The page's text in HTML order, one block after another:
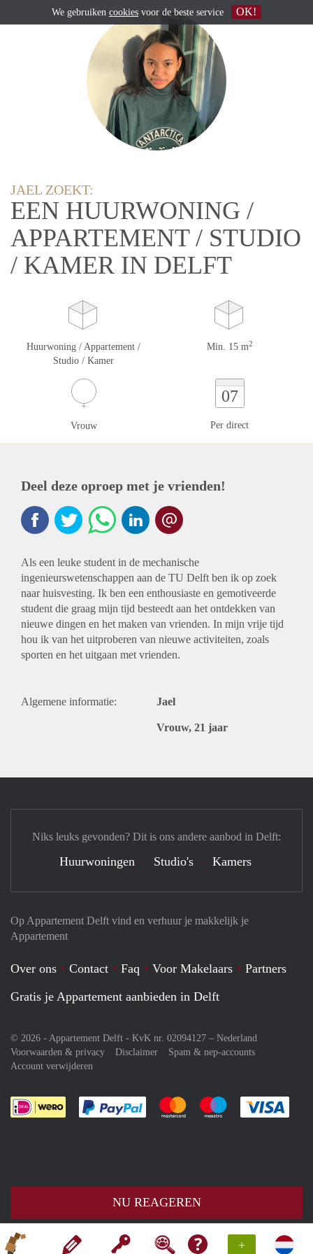
+
JAEL ZOEKT:
EEN HUURWONING /
APPARTEMENT / STUDIO
/ KAMER IN DELFT
Huurwoning / Appartement /
Studio / Kamer
Min. 15 m2
Vrouw
07
Per direct
Deel deze oproep met je vrienden!
Als een leuke student in de mechanische
ingenieurswetenschappen aan de TU Delft ben ik op zoek
naar huisvesting. Ik ben een enthousiaste en gemotiveerde
student die graag mijn tijd besteedt aan het ontdekken van
nieuwe dingen en het maken van vrienden. In mijn vrije tijd
hou ik van het uitproberen van nieuwe activiteiten, zoals
sporten en het uitgaan met vrienden.
Algemene informatie: Jael
Vrouw, 21 jaar
NU REAGEREN
Op Appartement Delft vind en verhuur je makkelijk je
Appartement
Over ons Contact Faq Voor Makelaars
Partners
Gratis je Appartement aanbieden in Delft
© 2026 - Appartement Delft - KvK nr. 02094127 – Nederland
Voorwaarden & privacy
Disclaimer
Spam & nep-accounts
Account verwijderen
Je rekent gemakkelijk af met Paypal
Je rekent gemakkelijk af met
Je rekent
Niks leuks gevonden? Dit is ons andere aanbod in Delft:
Huurwoningen Studio's Kamers
We gebruiken cookies voor de beste service OK!